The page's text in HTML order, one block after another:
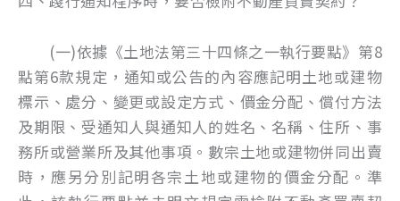
(一)依據《土地法第三十四條之一執行要點》第8
點第6款規定，通知或公告的內容應記明土地或建物
標示、處分、變更或設定方式、價金分配、償付方法
及期限、受通知人與通知人的姓名、名稱、住所、事
務所或營業所及其他事項。數宗土地或建物併同出賣
時，應另分別記明各宗土地或建物的價金分配。準